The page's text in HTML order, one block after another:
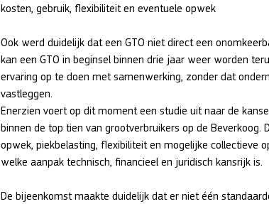
kosten, gebruik, flexibiliteit en eventuele opwek
Ook werd duidelijk dat een GTO niet direct een
kan een GTO in beginsel binnen drie jaar weer worden
ervaring op te doen met samenwerking, zonder dat
vastleggen.
Enerzien voert op dit moment een studie uit naar de
binnen de top tien van grootverbruikers op de Beverkoog.
opwek, piekbelasting, flexibiliteit en mogelijke collectieve
welke aanpak technisch, financieel en juridisch kansrijk is.
De bijeenkomst maakte duidelijk dat er niet één